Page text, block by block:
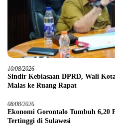
10/08/2026
Sindir Kebiasaan DPRD, Wali
Malas ke Ruang Rapat
08/08/2026
Ekonomi Gorontalo Tumbuh 6,20
Tertinggi di Sulawesi